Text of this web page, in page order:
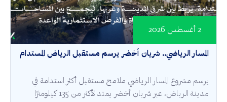
المسار الرياضي.. شريان أخضر يرسم مستقبل الرياض المستدام
2 أغسطس 2026
يرسم مشروع المسار الرياضي ملامح مستقبل أكثر استدامة في
مدينة الرياض، عبر شريان أخضر يمتد لأكثر من 135 كيلومترًا